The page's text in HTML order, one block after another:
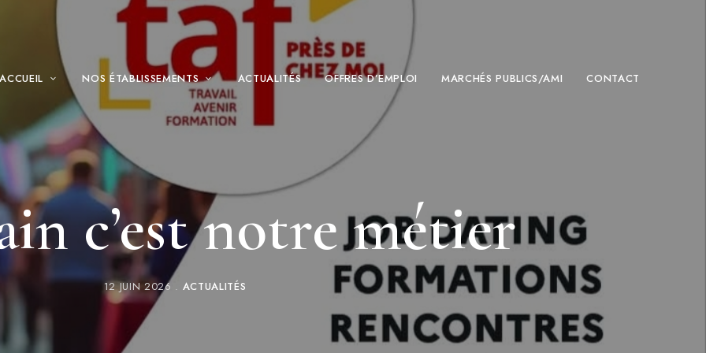
ACCUEIL NOS ÉTABLISSEMENTS ACTUALITÉS OFFRES D’EMPLOI MARCHÉS PUBLICS/AMI CONTACT
c’est notre métier
12 JUIN 2026 ACTUALITÉS